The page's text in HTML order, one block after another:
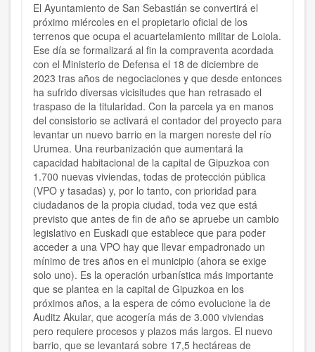
El Ayuntamiento de San Sebastián se convertirá el
próximo miércoles en el propietario oficial de los
terrenos que ocupa el acuartelamiento militar de Loiola.
Ese día se formalizará al fin la compraventa acordada
con el Ministerio de Defensa el 18 de diciembre de
2023 tras años de negociaciones y que desde entonces
ha sufrido diversas vicisitudes que han retrasado el
traspaso de la titularidad. Con la parcela ya en manos
del consistorio se activará el contador del proyecto para
levantar un nuevo barrio en la margen noreste del río
Urumea. Una reurbanización que aumentará la
capacidad habitacional de la capital de Gipuzkoa con
1.700 nuevas viviendas, todas de protección pública
(VPO y tasadas) y, por lo tanto, con prioridad para
ciudadanos de la propia ciudad, toda vez que está
previsto que antes de fin de año se apruebe un cambio
legislativo en Euskadi que establece que para poder
acceder a una VPO hay que llevar empadronado un
mínimo de tres años en el municipio (ahora se exige
solo uno). Es la operación urbanística más importante
que se plantea en la capital de Gipuzkoa en los
próximos años, a la espera de cómo evolucione la de
Auditz Akular, que acogería más de 3.000 viviendas
pero requiere procesos y plazos más largos. El nuevo
barrio, que se levantará sobre 17,5 hectáreas de